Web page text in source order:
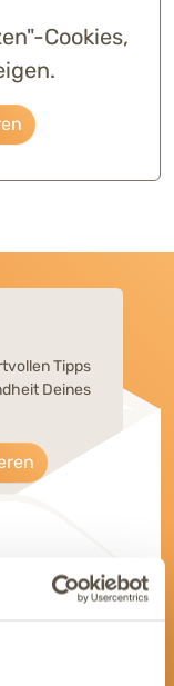
Cookies,
Tipps
Deines
Dich mit uns auf